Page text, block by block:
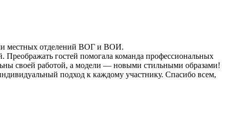
местных отделений ВОГ и ВОИ.
гостей помогала команда профессиональных
своей работой, а модели — новыми стильными образами!
подход к каждому участнику. Спасибо всем,